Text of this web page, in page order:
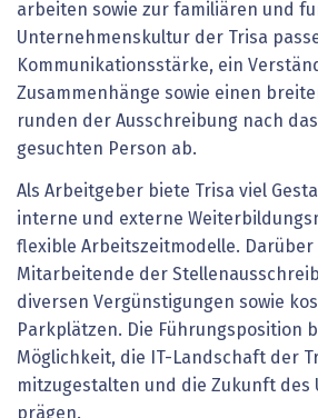
arbeiten sowie zur familiären und
Unternehmenskultur der Trisa
Kommunikationsstärke, ein
Zusammenhänge sowie einen
runden der Ausschreibung nach
gesuchten Person ab.
Als Arbeitgeber biete Trisa viel
interne und externe
flexible Arbeitszeitmodelle.
Mitarbeitende der
diversen Vergünstigungen sowie
Parkplätzen. Die Führungsposition
Möglichkeit, die IT-Landschaft der
mitzugestalten und die Zukunft des
prägen.